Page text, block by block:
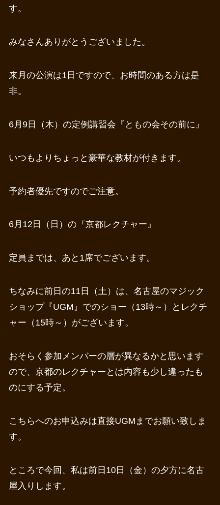
す。
みなさんありがとうございました。
来月の公演は1日ですので、お時間のある方は是
非。
6月9日（木）の定例講習会『ともの会その前に』
いつもよりちょっと豪華な教材が付きます。
予約者優先ですのでご注意。
6月12日（日）の『京都レクチャー』
定員までは、あと1席でございます。
ちなみに前日の11日（土）は、名古屋のマジック
ショップ『UGM』でのショー（13時～）とレクチ
ャー（15時～）がございます。
おそらく参加メンバーの層が異なるかと思います
ので、京都のレクチャーとは内容も少し違ったも
のにする予定。
こちらへのお申込みは直接UGMまでお願い致しま
す。
ところで今回、私は前日10日（金）の夕方に名古
屋入りします。